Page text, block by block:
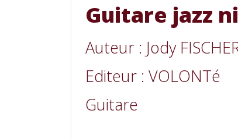
Guitare jazz
Auteur : Jody
Editeur : VOLONTé
Guitare